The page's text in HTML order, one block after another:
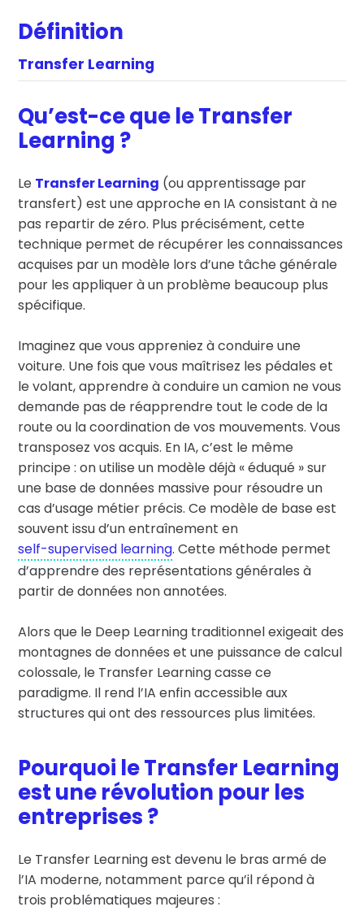
Définition
Transfer Learning
Qu’est-ce que le Transfer
Learning ?
Le Transfer Learning (ou apprentissage par
transfert) est une approche en IA consistant à ne
pas repartir de zéro. Plus précisément, cette
technique permet de récupérer les connaissances
acquises par un modèle lors d’une tâche générale
pour les appliquer à un problème beaucoup plus
spécifique.
Imaginez que vous appreniez à conduire une
voiture. Une fois que vous maîtrisez les pédales et
le volant, apprendre à conduire un camion ne vous
demande pas de réapprendre tout le code de la
route ou la coordination de vos mouvements. Vous
transposez vos acquis. En IA, c’est le même
principe : on utilise un modèle déjà « éduqué » sur
une base de données massive pour résoudre un
cas d’usage métier précis. Ce modèle de base est
souvent issu d’un entraînement en
self-supervised learning. Cette méthode permet
d’apprendre des représentations générales à
partir de données non annotées.
Alors que le Deep Learning traditionnel exigeait des
montagnes de données et une puissance de calcul
colossale, le Transfer Learning casse ce
paradigme. Il rend l’IA enfin accessible aux
structures qui ont des ressources plus limitées.
Pourquoi le Transfer Learning
est une révolution pour les
entreprises ?
Le Transfer Learning est devenu le bras armé de
l’IA moderne, notamment parce qu’il répond à
trois problématiques majeures :